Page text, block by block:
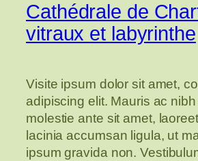
Cathédrale de
vitraux et labyrinthe
Visite ipsum dolor sit amet,
adipiscing elit. Mauris ac
molestie ante sit amet,
lacinia accumsan ligula, ut
ipsum gravida non.